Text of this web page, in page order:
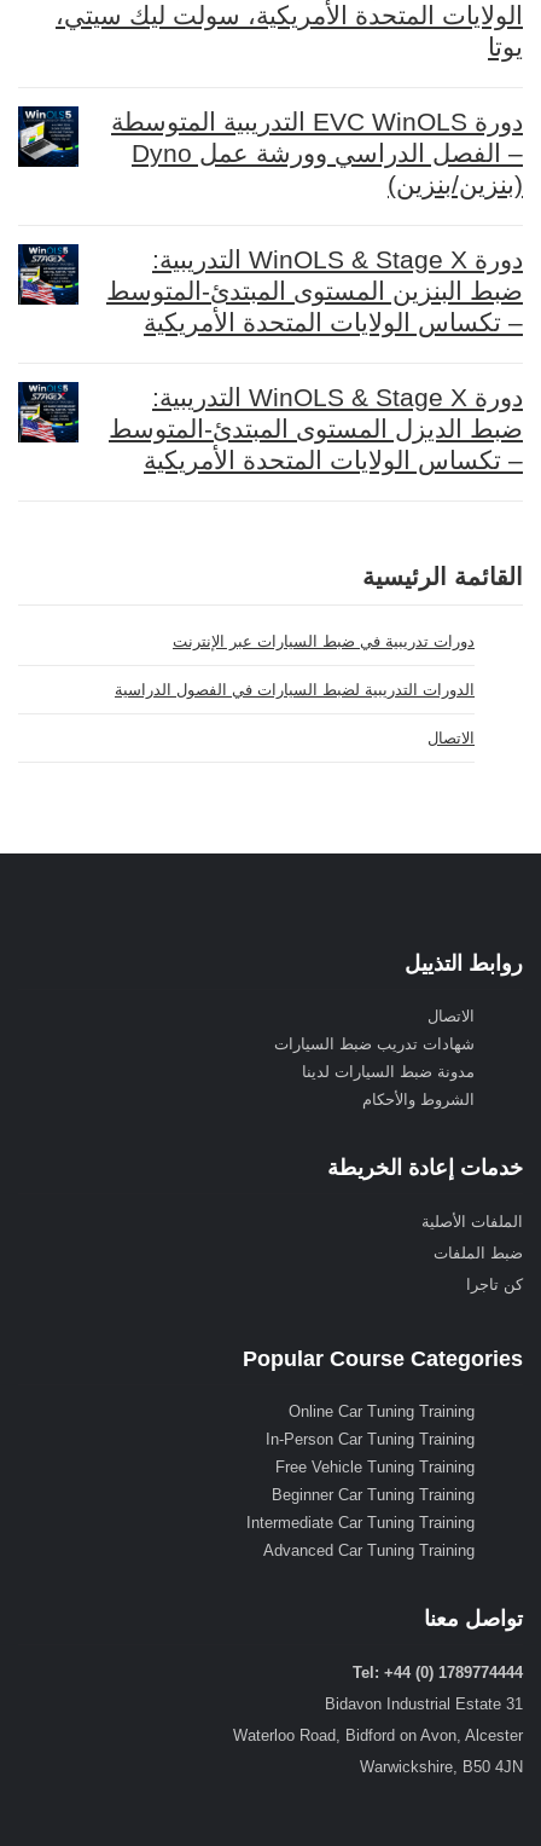
الولايات المتحدة الأمريكية، سولت ليك سيتي،
يوتا
دورة EVC WinOLS التدريبية المتوسطة
– الفصل الدراسي وورشة عمل Dyno
(بنزين/بنزين)
دورة WinOLS & Stage X التدريبية:
ضبط البنزين المستوى المبتدئ-المتوسط
– تكساس الولايات المتحدة الأمريكية
دورة WinOLS & Stage X التدريبية:
ضبط الديزل المستوى المبتدئ-المتوسط
– تكساس الولايات المتحدة الأمريكية
القائمة الرئيسية
دورات تدريبية في ضبط السيارات عبر الإنترنت
الدورات التدريبية لضبط السيارات في الفصول الدراسية
الاتصال
روابط التذييل
الاتصال
شهادات تدريب ضبط السيارات
مدونة ضبط السيارات لدينا
الشروط والأحكام
خدمات إعادة الخريطة
الملفات الأصلية
ضبط الملفات
كن تاجرا
Popular Course Categories
Online Car Tuning Training
In-Person Car Tuning Training
Free Vehicle Tuning Training
Beginner Car Tuning Training
Intermediate Car Tuning Training
Advanced Car Tuning Training
تواصل معنا
Tel: +44 (0) 1789774444
31 Bidavon Industrial Estate
Waterloo Road, Bidford on Avon, Alcester
Warwickshire, B50 4JN